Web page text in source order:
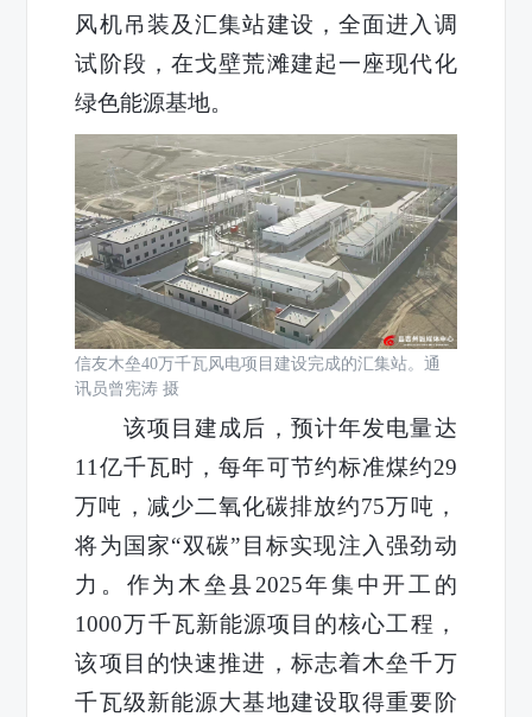
风机吊装及汇集站建设，全面进入调
试阶段， 在戈壁荒滩建起一座现代化
绿色能源基地。
信友木垒40万千瓦风电项目建设完成的汇集站。通
讯员曾宪涛 摄
该项目建成后，预计年发电量达
11亿千瓦时，每年可节约标准煤约29
万吨，减少二氧化碳排放约75万吨，
将为国家“双碳”目标实现注入强劲动
力。作为木垒县2025年集中开工的
1000万千瓦新能源项目的核心工程，
该项目的快速推进，标志着木垒千万
千瓦级新能源大基地建设取得重要阶